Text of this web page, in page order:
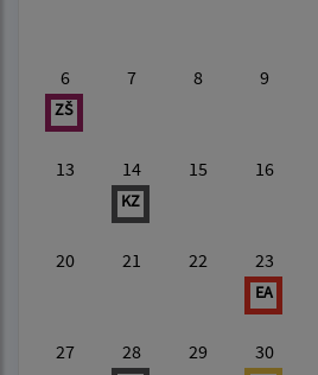
6
ZŠ
7 8 9
13 14
KZ
15 16
20 21 22 23
EA
27 28 29 30